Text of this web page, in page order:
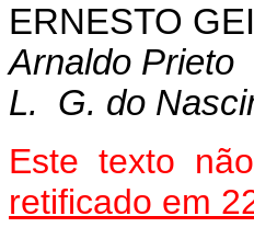
ERNESTO
Arnaldo Prieto
L. G. do
Este texto
retificado em